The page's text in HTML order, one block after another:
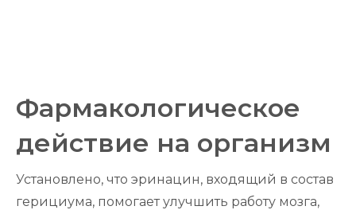
Фармакологическое
действие на организм
Установлено, что эринацин, входящий в состав
герициума, помогает улучшить работу мозга,